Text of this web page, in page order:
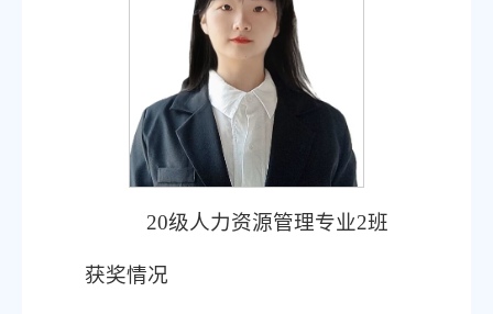
20级人力资源管理专业2班
获奖情况